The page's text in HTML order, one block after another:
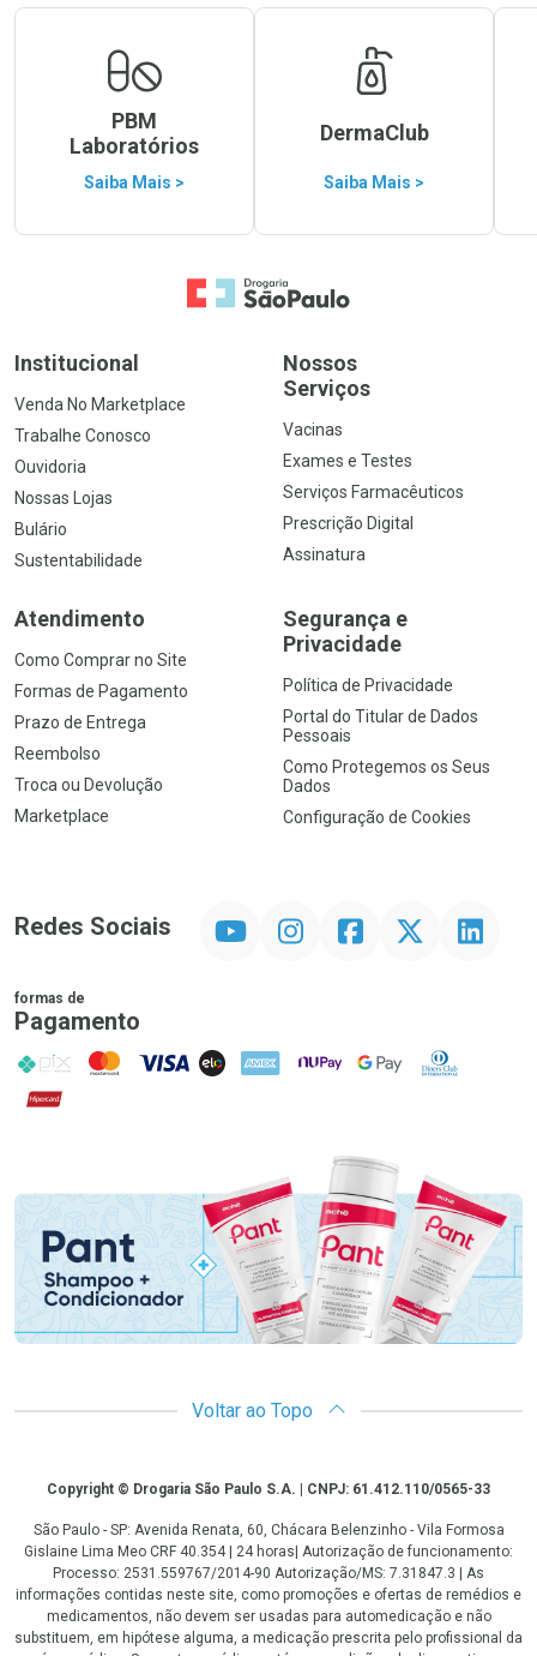
PBM
Laboratórios
Saiba Mais >
DermaClub
Saiba Mais >
Ir para a Home
Institucional
Venda No Marketplace
Trabalhe Conosco
Ouvidoria
Nossas Lojas
Bulário
Sustentabilidade
Nossos
Serviços
Vacinas
Exames e Testes
Serviços Farmacêuticos
Prescrição Digital
Assinatura
Atendimento
Como Comprar no Site
Formas de Pagamento
Prazo de Entrega
Reembolso
Troca ou Devolução
Marketplace
Segurança e
Privacidade
Política de Privacidade
Portal do Titular de Dados
Pessoais
Como Protegemos os Seus
Dados
Configuração de Cookies
Redes Sociais InstagramFacebookTwitter Linkedin
formas de
Pagamento
PIX MasterCard
VISA ELO AMEX NuPay Google PayDiners Club
Hipercard
Promoção em Destaque
Voltar ao Topo
CopyrightCopyright © Drogaria São Paulo S.A. | CNPJ: 61.412.110/0565-33
São Paulo - SP: Avenida Renata, 60, Chácara Belenzinho - Vila Formosa
Gislaine Lima Meo CRF 40.354 | 24 horas| Autorização de funcionamento:
Processo: 2531.559767/2014-90 Autorização/MS: 7.31847.3 | As
informações contidas neste site, como promoções e ofertas de remédios e
medicamentos, não devem ser usadas para automedicação e não
substituem, em hipótese alguma, a medicação prescrita pelo profissional da